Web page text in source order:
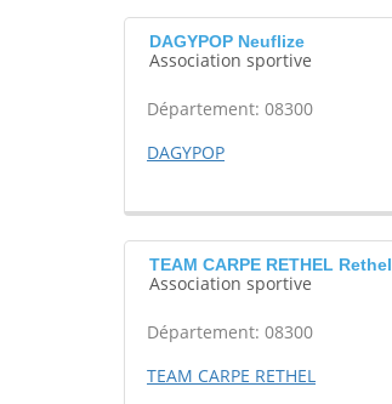
DAGYPOP Neuflize
Association sportive
Département: 08300
DAGYPOP
TEAM CARPE RETHEL Rethel
Association sportive
Département: 08300
TEAM CARPE RETHEL